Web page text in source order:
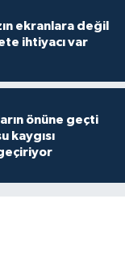
ekranlara değil
ihtiyacı var
önüne geçti
kaygısı